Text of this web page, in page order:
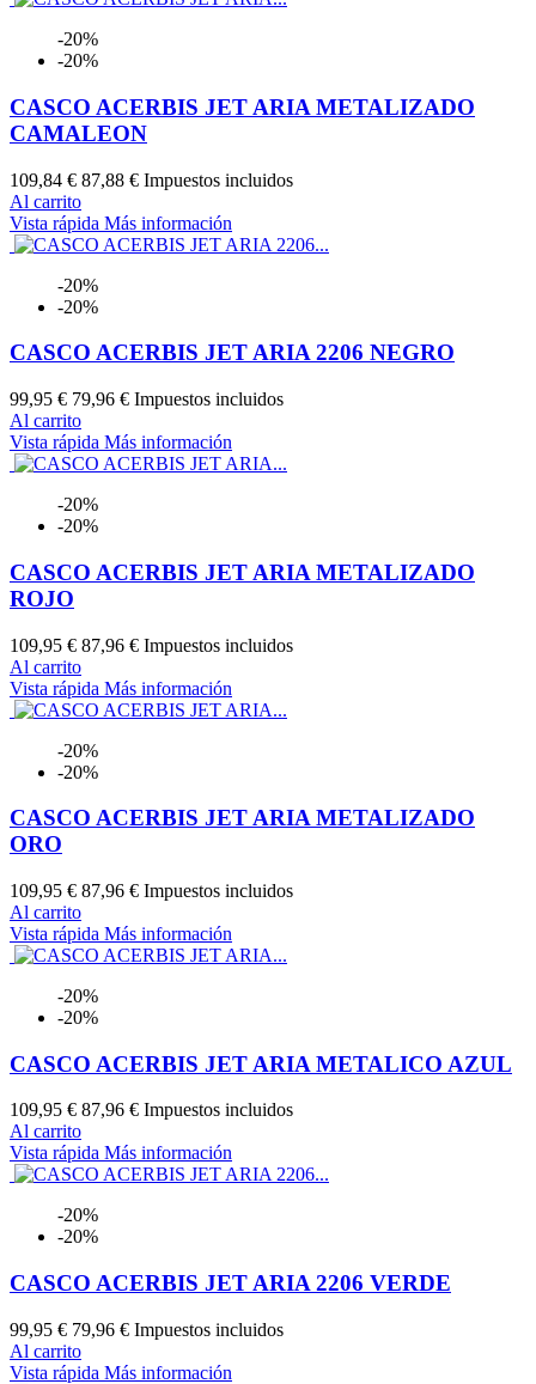
-20%
-20%
CASCO ACERBIS JET ARIA METALIZADO
CAMALEON
109,84 € 87,88 € Impuestos incluidos
Al carrito
Vista rápida Más información
-20%
-20%
CASCO ACERBIS JET ARIA 2206 NEGRO
99,95 € 79,96 € Impuestos incluidos
Al carrito
Vista rápida Más información
-20%
-20%
CASCO ACERBIS JET ARIA METALIZADO
ROJO
109,95 € 87,96 € Impuestos incluidos
Al carrito
Vista rápida Más información
-20%
-20%
CASCO ACERBIS JET ARIA METALIZADO
ORO
109,95 € 87,96 € Impuestos incluidos
Al carrito
Vista rápida Más información
-20%
-20%
CASCO ACERBIS JET ARIA METALICO AZUL
109,95 € 87,96 € Impuestos incluidos
Al carrito
Vista rápida Más información
-20%
-20%
CASCO ACERBIS JET ARIA 2206 VERDE
99,95 € 79,96 € Impuestos incluidos
Al carrito
Vista rápida Más información